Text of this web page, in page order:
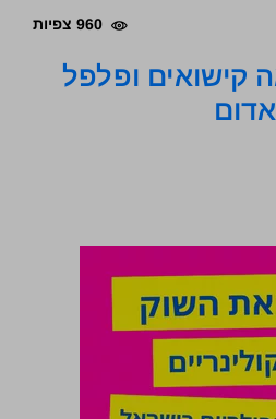
960 צפיות
קישואים ופלפל
אדום